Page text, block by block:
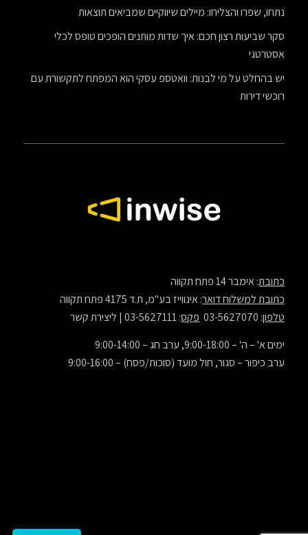
נתחו, שפרו והצליחו: מיילים שיווקיים שמביאים תוצאות
סקר שביעות רצון חכם: איך שדות מותנים הופכים טופס לכלי
אסטרטגי
יש בהחלט על מי לבנות: וואטספ עסקי הוא המפתח לתקשורת עם
רוכשי דירות
כתובת: אימבר 14 פתח תקווה
כתובת למשלוח דואר: אינווייז בע"מ, ת.ד 4175 פתח תקווה
טלפון: 03-5627070 פקס: 03-5627111 |
ליצירת קשר
ימים א' – ה' – 9:00-18:00, ערב חג – 9:00-14:00
ערב כיפור – סגור, חול מועד (סוכות/פסח) – 9:00-16:00